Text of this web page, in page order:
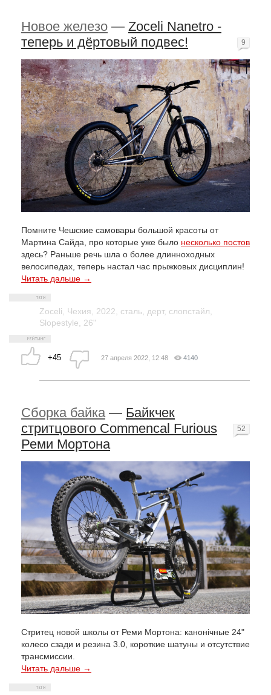
Новое железо — Zoceli Nanetro -
теперь и дёртовый подвес!
Помните Чешские самовары большой красоты от
Мартина Сайда, про которые уже было несколько постов
здесь? Раньше речь шла о более длинноходных
велосипедах, теперь настал час прыжковых дисциплин!
Читать дальше →
Zoceli Чехия 2022 сталь дерт, слопстайл
Slopestyle
26"
+45
9
27 апреля 2022, 12:48 4140
Сборка байка — Байкчек
стритцового Commencal Furious
Реми Мортона
Стритец новой школы от Реми Мортона: канонiчные 24"
колесо сзади и резина 3.0, короткие шатуны и отсутствие
трансмиссии.
Читать дальше →
52